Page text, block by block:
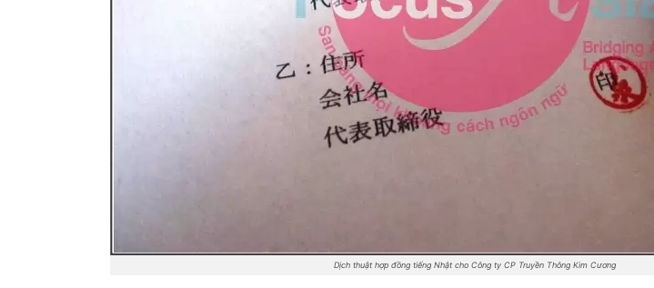
Dịch thuật hợp đồng tiếng Nhật cho Công ty CP Truyền Thông Kim Cương